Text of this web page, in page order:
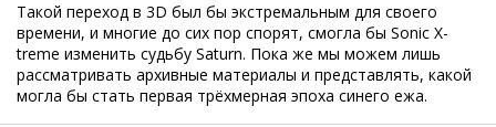
Такой переход в 3D был бы экстремальным для своего
времени, и многие до сих пор спорят, смогла бы Sonic X-
treme изменить судьбу Saturn. Пока же мы можем лишь
рассматривать архивные материалы и представлять, какой
могла бы стать первая трёхмерная эпоха синего ежа.